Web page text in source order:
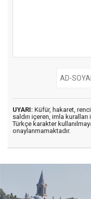
UYARI: Küfür, hakaret,
saldırı içeren, imla kuralları
Türkçe karakter
onaylanmamaktadır.